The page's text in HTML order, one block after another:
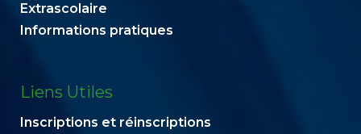
Extrascolaire
Informations pratiques
Liens Utiles
Inscriptions et réinscriptions